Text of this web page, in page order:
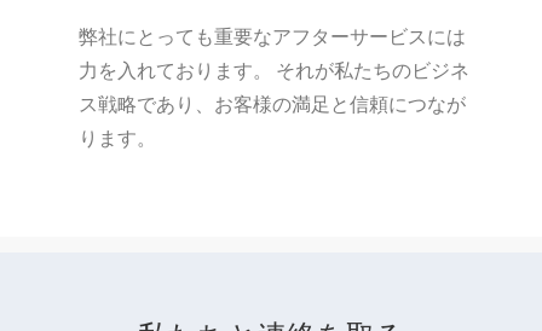
弊社にとっても重要なアフターサービスには
力を入れております。 それが私たちのビジネ
ス戦略であり、お客様の満足と信頼につなが
ります。